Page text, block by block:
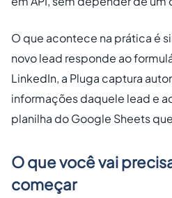
O que acontece na prática é
novo lead responde ao
LinkedIn, a Pluga captura
informações daquele lead e
planilha do Google Sheets
O que você vai
começar